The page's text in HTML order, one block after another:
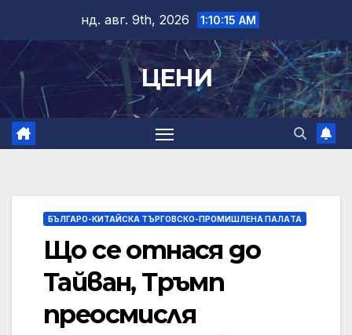
content
нд. авг. 9th, 2026 1:10:16 AM
ЦЕНИ
БЪЛГАРО-КИТАЙСКА ТЪРГОВСКО-ПРОМИШЛЕНА ПАЛAТА
Що се отнася до
Тайван, Тръмп
преосмисля